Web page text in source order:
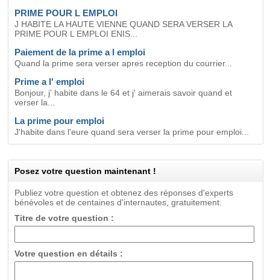
PRIME POUR L EMPLOI
J HABITE LA HAUTE VIENNE QUAND SERA VERSER LA
PRIME POUR L EMPLOI ENIS...
Paiement de la prime a l emploi
Quand la prime sera verser apres reception du courrier...
Prime a l' emploi
Bonjour, j' habite dans le 64 et j' aimerais savoir quand et
verser la...
La prime pour emploi
J'habite dans l'eure quand sera verser la prime pour emploi...
Posez votre question maintenant !
Publiez votre question et obtenez des réponses d'experts
bénévoles et de centaines d'internautes, gratuitement.
Titre de votre question :
Votre question en détails :